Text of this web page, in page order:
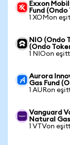
Exxon
Fund
1 XOMon
NIO (Ondo
(Ondo
1 NIOon
Aurora
Gas Fund
1 AURon
Vanguard
Natural
1 VTVon